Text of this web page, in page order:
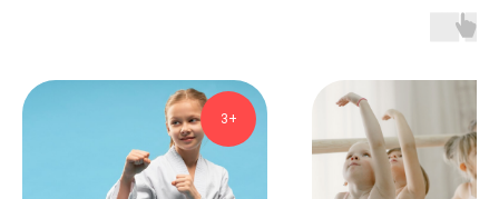
3+